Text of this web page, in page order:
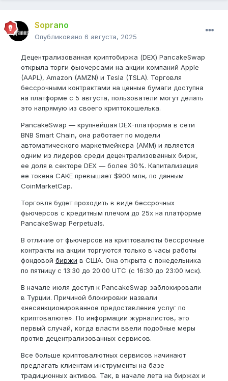
Soprano
Опубликовано 6 августа, 2025
Децентрализованная криптобиржа (DEX) PancakeSwap
открыла торги фьючерсами на акции компаний Apple
(AAPL), Amazon (AMZN) и Tesla (TSLA). Торговля
бессрочными контрактами на ценные бумаги доступна
на платформе с 5 августа, пользователи могут делать
это напрямую из своего криптокошелька.
PancakeSwap — крупнейшая DEX-платформа в сети
BNB Smart Chain, она работает по модели
автоматического маркетмейкера (AMM) и является
одним из лидеров среди децентрализованных бирж,
ее доля в секторе DEX — более 30%. Капитализация
ее токена CAKE превышает $900 млн, по данным
CoinMarketCap.
Торговля будет проходить в виде бессрочных
фьючерсов с кредитным плечом до 25x на платформе
PancakeSwap Perpetuals.
В отличие от фьючерсов на криптовалюты бессрочные
контракты на акции торгуются только в часы работы
фондовой биржи в США. Она открыта с понедельника
по пятницу с 13:30 до 20:00 UTC (с 16:30 до 23:00 мск).
В начале июля доступ к PancakeSwap заблокировали
в Турции. Причиной блокировки назвали
«несанкционированное предоставление услуг по
криптовалюте». По информации журналистов, это
первый случай, когда власти ввели подобные меры
против децентрализованных сервисов.
Все больше криптовалютных сервисов начинают
предлагать клиентам инструменты на базе
традиционных активов. Так, в начале лета на биржах и